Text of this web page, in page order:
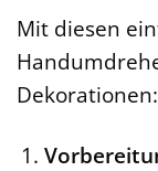
Mit diesen
Dekorationen: